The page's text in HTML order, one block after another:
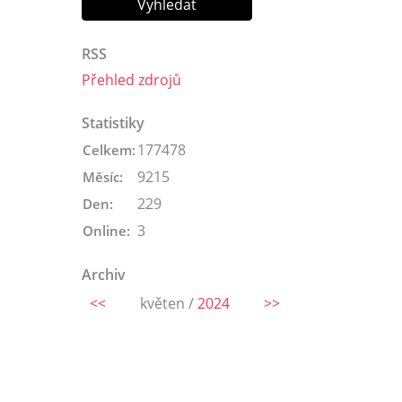
RSS
Přehled zdrojů
Statistiky
Online: 3
Celkem: 177478
Měsíc: 9215
Den: 229
Archiv
<<
květen /2024 >>